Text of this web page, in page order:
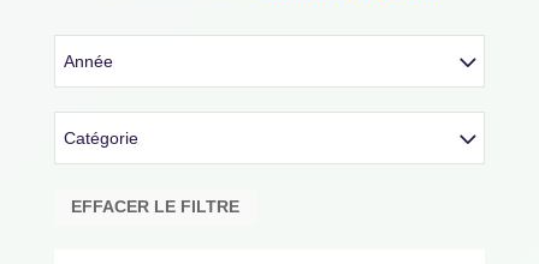
Année
Catégorie
EFFACER LE FILTRE